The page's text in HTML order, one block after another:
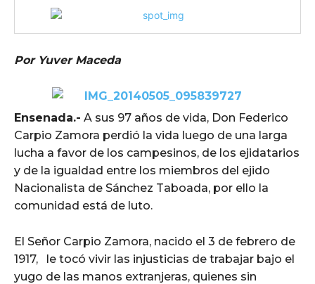
Por Yuver Maceda
Ensenada.- A sus 97 años de vida, Don Federico
Carpio Zamora perdió la vida luego de una larga
lucha a favor de los campesinos, de los ejidatarios
y de la igualdad entre los miembros del ejido
Nacionalista de Sánchez Taboada, por ello la
comunidad está de luto.
El Señor Carpio Zamora, nacido el 3 de febrero de
1917, le tocó vivir las injusticias de trabajar bajo el
yugo de las manos extranjeras, quienes sin